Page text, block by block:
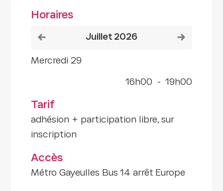
Horaires
Voir le mois précédentjuillet 2026
mercredi 29
16h00 - 19h00
Tarif
adhésion + participation libre, sur
inscription
Accès
Métro Gayeulles Bus 14 arrêt Europe